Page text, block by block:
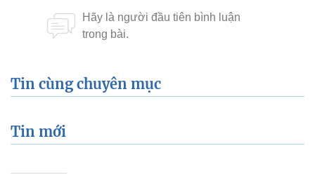
Tin cùng chuyên mục
Tin mới